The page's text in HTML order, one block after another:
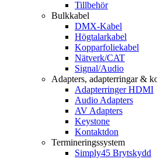
Tillbehör
Bulkkabel
DMX-Kabel
Högtalarkabel
Kopparfoliekabel
Nätverk/CAT
Signal/Audio
Adapters, adapterringar &
Adapterringer HDMI
Audio Adapters
AV Adapters
Keystone
Kontaktdon
Termineringssystem
Simply45 Brytskydd